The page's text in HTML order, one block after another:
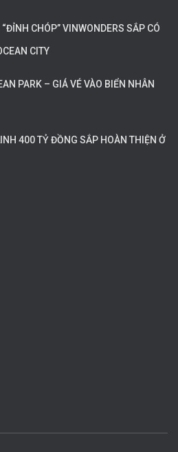
CHÓP” VINWONDERS SẮP CÓ
CITY
PARK – GIÁ VÉ VÀO BIỂN NHÂN
400 TỶ ĐỒNG SẮP HOÀN THIỆN Ở